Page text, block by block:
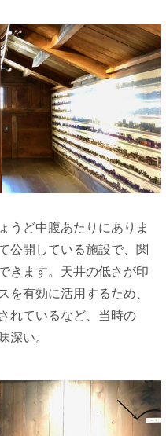
うど中腹あたりにありま
公開している施設で、関
きます。天井の低さが印
を有効に活用するため、
れているなど、当時の
深い。